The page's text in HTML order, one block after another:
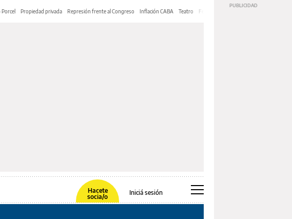
Propiedad privada Represión frente al Congreso Inflación CABA Teatro Feria de Editores
Hacete
socia/o
Iniciá sesión